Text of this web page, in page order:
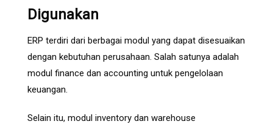
Digunakan
ERP terdiri dari berbagai modul yang dapat disesuaikan
dengan kebutuhan perusahaan. Salah satunya adalah
modul finance dan accounting untuk pengelolaan
keuangan.
Selain itu, modul inventory dan warehouse